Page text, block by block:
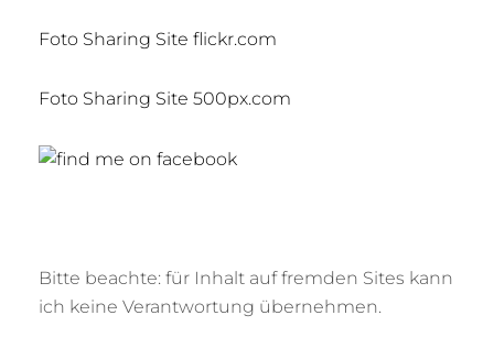
Foto Sharing Site flickr.com
Foto Sharing Site 500px.com
Bitte beachte: für Inhalt auf fremden Sites kann
ich keine Verantwortung übernehmen.